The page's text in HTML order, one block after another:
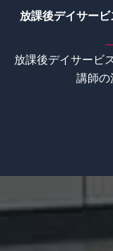
放課後デイサー
放課後デイサービ
講師の